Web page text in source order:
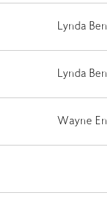
Lynda
Lynda
Wayne